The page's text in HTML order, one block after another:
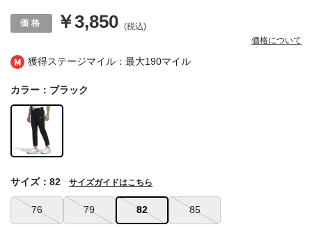
獲得ステージマイル：最大190マイル
￥3,850 (税込)
価格について
カラー：ブラック
76 79 82 85
サイズ：82 サイズガイドはこちら